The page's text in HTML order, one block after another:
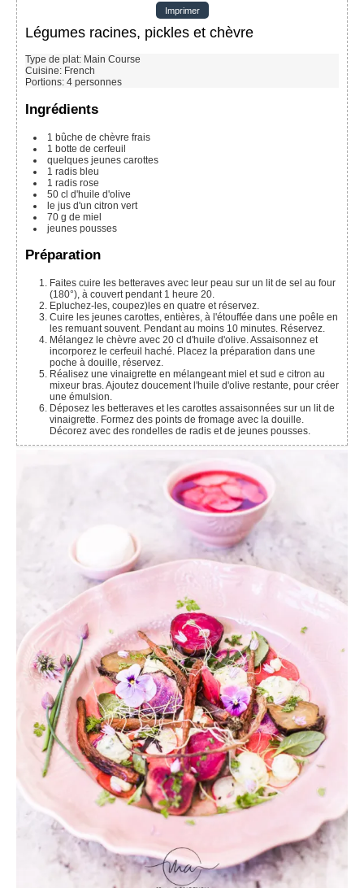
Imprimer
Légumes racines, pickles et chèvre
Type de plat: Main Course
Cuisine: French
Portions: 4 personnes
Ingrédients
1 bûche de chèvre frais
1 botte de cerfeuil
quelques jeunes carottes
1 radis bleu
1 radis rose
50 cl d'huile d'olive
le jus d'un citron vert
70 g de miel
jeunes pousses
Préparation
Faites cuire les betteraves avec leur peau sur un lit de sel au four
(180°), à couvert pendant 1 heure 20.
Epluchez-les, coupez)les en quatre et réservez.
Cuire les jeunes carottes, entières, à l'étouffée dans une poêle en
les remuant souvent. Pendant au moins 10 minutes. Réservez.
Mélangez le chèvre avec 20 cl d'huile d'olive. Assaisonnez et
incorporez le cerfeuil haché. Placez la préparation dans une
poche à douille, réservez.
Réalisez une vinaigrette en mélangeant miel et sud e citron au
mixeur bras. Ajoutez doucement l'huile d'olive restante, pour créer
une émulsion.
Déposez les betteraves et les carottes assaisonnées sur un lit de
vinaigrette. Formez des points de fromage avec la douille.
Décorez avec des rondelles de radis et de jeunes pousses.